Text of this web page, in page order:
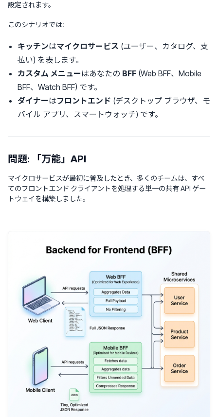
設定されます。
このシナリオでは:
キッチンはマイクロサービス (ユーザー、カタログ、支
払い) を表します。
カスタム メニューはあなたの BFF (Web BFF、Mobile
BFF、Watch BFF) です。
ダイナーはフロントエンド (デスクトップ ブラウザ、モ
バイル アプリ、スマートウォッチ) です。
問題: 「万能」API
マイクロサービスが最初に普及したとき、多くのチームは、すべ
てのフロントエンド クライアントを処理する単一の共有 API ゲー
トウェイを構築しました。